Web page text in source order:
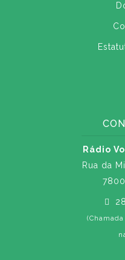
Rádio
Rua da